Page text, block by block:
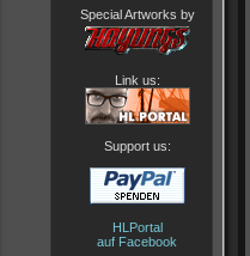
Special Artworks by
Link us:
Support us:
HLPortal
auf Facebook